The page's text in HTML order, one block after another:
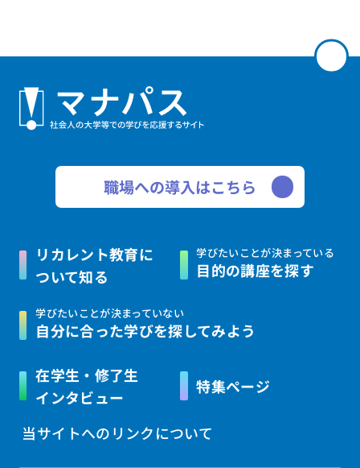
職場への導入はこちら
リカレント教育に
ついて知る
学びたいことが決まっている
目的の講座を探す
学びたいことが決まっていない
自分に合った学びを探してみよう
在学生・修了生
インタビュー
特集ページ
当サイトへのリンクについて